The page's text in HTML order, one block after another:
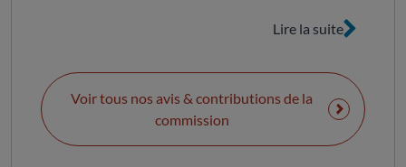
Lire la suite
Voir tous nos avis & contributions de la
commission